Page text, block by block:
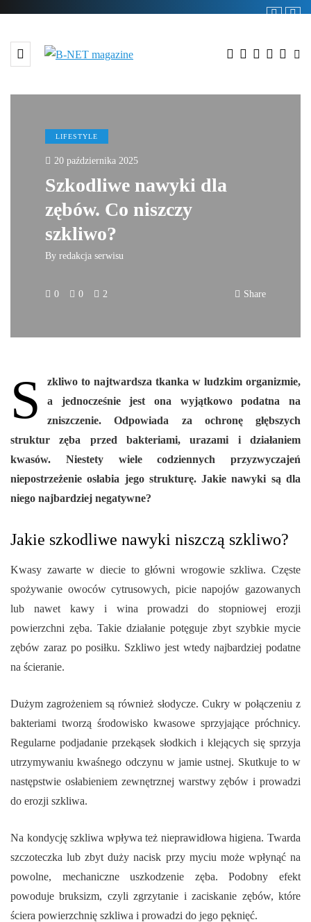
LIFESTYLE
20 października 2025
Szkodliwe nawyki dla
zębów. Co niszczy
szkliwo?
By redakcja serwisu
0 0 2 Share
S
zkliwo to najtwardsza tkanka w ludzkim organizmie,
a jednocześnie jest ona wyjątkowo podatna na
zniszczenie. Odpowiada za ochronę głębszych
struktur zęba przed bakteriami, urazami i działaniem
kwasów. Niestety wiele codziennych przyzwyczajeń
niepostrzeżenie osłabia jego strukturę. Jakie nawyki są dla
niego najbardziej negatywne?
Jakie szkodliwe nawyki niszczą szkliwo?
Kwasy zawarte w diecie to główni wrogowie szkliwa. Częste
spożywanie owoców cytrusowych, picie napojów gazowanych
lub nawet kawy i wina prowadzi do stopniowej erozji
powierzchni zęba. Takie działanie potęguje zbyt szybkie mycie
zębów zaraz po posiłku. Szkliwo jest wtedy najbardziej podatne
na ścieranie.
Dużym zagrożeniem są również słodycze. Cukry w połączeniu z
bakteriami tworzą środowisko kwasowe sprzyjające próchnicy.
Regularne podjadanie przekąsek słodkich i klejących się sprzyja
utrzymywaniu kwaśnego odczynu w jamie ustnej. Skutkuje to w
następstwie osłabieniem zewnętrznej warstwy zębów i prowadzi
do erozji szkliwa.
Na kondycję szkliwa wpływa też nieprawidłowa higiena. Twarda
szczoteczka lub zbyt duży nacisk przy myciu może wpłynąć na
powolne, mechaniczne uszkodzenie zęba. Podobny efekt
powoduje bruksizm, czyli zgrzytanie i zaciskanie zębów, które
ściera powierzchnię szkliwa i prowadzi do jego pęknięć.